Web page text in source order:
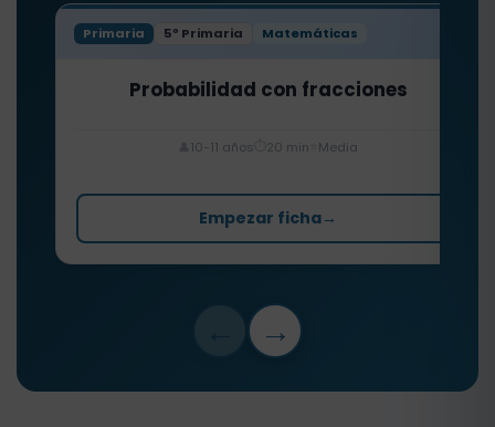
Primaria 5º Primaria Matemáticas
Probabilidad con fracciones
10-11 años 20 min Media
Empezar ficha→
→